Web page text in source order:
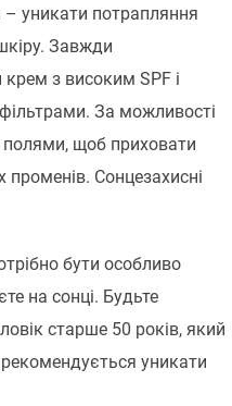
– уникати потрапляння
Завжди
з високим SPF і
За можливості
щоб приховати
Сонцезахисні
бути особливо
на сонці. Будьте
старше 50 років, який
уникати